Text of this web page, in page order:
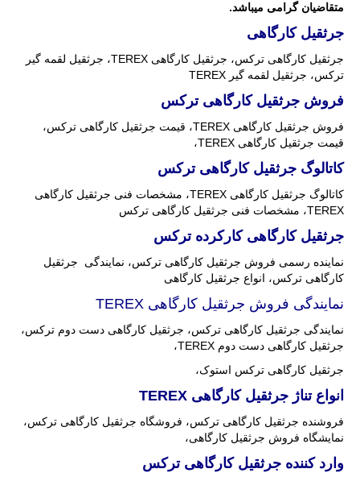
متقاضیان گرامی میباشد.
جرثقیل کارگاهی
جرثقیل کارگاهی ترکس، جرثقیل کارگاهی TEREX، جرثقیل لقمه گیر
ترکس، جرثقیل لقمه گیر TEREX
فروش جرثقیل کارگاهی ترکس
فروش جرثقیل کارگاهی TEREX، قیمت جرثقیل کارگاهی ترکس،
قیمت جرثقیل کارگاهی TEREX،
کاتالوگ جرثقیل کارگاهی ترکس
کاتالوگ جرثقیل کارگاهی TEREX، مشخصات فنی جرثقیل کارگاهی
TEREX، مشخصات فنی جرثقیل کارگاهی ترکس
جرثقیل کارگاهی کارکرده ترکس
نماینده رسمی فروش جرثقیل کارگاهی ترکس، نمایندگی جرثقیل
کارگاهی ترکس، انواع جرثقیل کارگاهی
نمایندگی فروش جرثقیل کارگاهی TEREX
نمایندگی جرثقیل کارگاهی ترکس، جرثقیل کارگاهی دست دوم ترکس،
جرثقیل کارگاهی دست دوم TEREX،
جرثقیل کارگاهی ترکس استوک،
انواع تناژ جرثقیل کارگاهی TEREX
فروشنده جرثقیل کارگاهی ترکس، فروشگاه جرثقیل کارگاهی ترکس،
نمایشگاه فروش جرثقیل کارگاهی،
وارد کننده جرثقیل کارگاهی ترکس